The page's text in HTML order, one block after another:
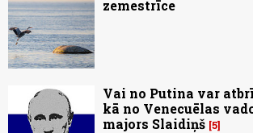
zemestrīce
Vai no Putina var
kā no Venecuēlas
majors Slaidiņš 5